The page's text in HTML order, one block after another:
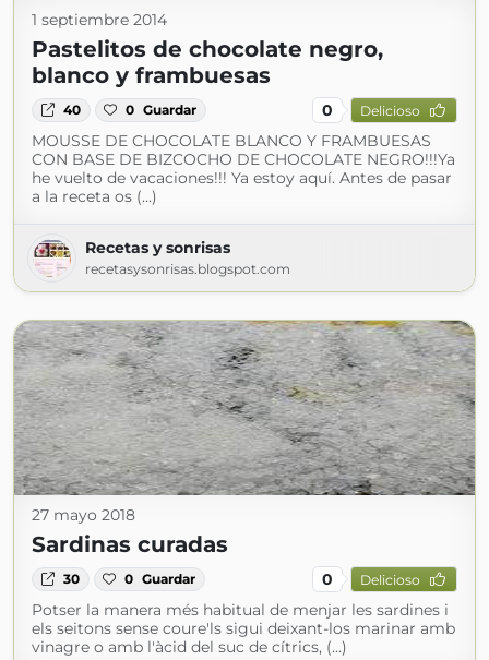
1 septiembre 2014
Pastelitos de chocolate negro,
blanco y frambuesas
40 0 Guardar 0 Delicioso
MOUSSE DE CHOCOLATE BLANCO Y FRAMBUESAS
CON BASE DE BIZCOCHO DE CHOCOLATE NEGRO!!!Ya
he vuelto de vacaciones!!! Ya estoy aquí. Antes de pasar
a la receta os (...)
Recetas y sonrisas
recetasysonrisas.blogspot.com
27 mayo 2018
Sardinas curadas
30 0 Guardar 0 Delicioso
Potser la manera més habitual de menjar les sardines i
els seitons sense coure'ls sigui deixant-los marinar amb
vinagre o amb l'àcid del suc de cítrics, (...)